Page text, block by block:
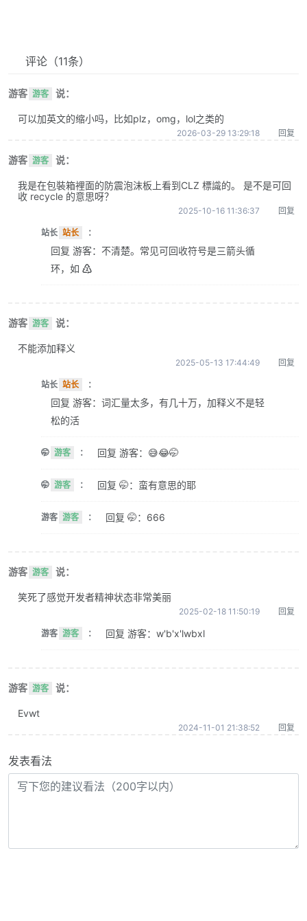
评论 （11条）
游客 游客 说：
可以加英文的缩小吗，比如plz，omg，lol之类的
2026-03-29 13:29:18 回复
游客 游客 说：
我是在包裝箱裡面的防震泡沫板上看到CLZ 標識的。 是不是可回
收 recycle 的意思呀？
2025-10-16 11:36:37 回复
站长 站长 ：
回复 游客：不清楚。常见可回收符号是三箭头循
环，如 ♴
游客 游客 说：
不能添加释义
2025-05-13 17:44:49 回复
站长 站长 ：
回复 游客：词汇量太多，有几十万，加释义不是轻
松的活
🤭 游客 ： 回复 游客：😅😂🤭
🤭 游客 ： 回复 🤭：蛮有意思的耶
游客 游客 ： 回复 🤭：666
游客 游客 说：
笑死了感觉开发者精神状态非常美丽
2025-02-18 11:50:19 回复
游客 游客 ： 回复 游客：w'b'x'lwbxl
游客 游客 说：
Evwt
2024-11-01 21:38:52 回复
发表看法